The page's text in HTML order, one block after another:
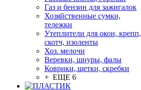
Газ и бензин для зажигалок
Хозяйственные сумки,
тележки
Утеплители для окон, крепп,
скотч, изоленты
Хоз. мелочи
Веревки, шнуры, фалы
Коврики, щетки, скребки
+ ЕЩЕ 6